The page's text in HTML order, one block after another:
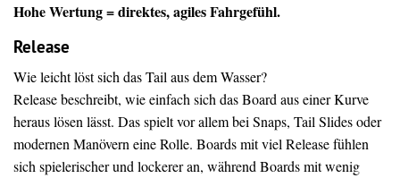
Hohe Wertung = direktes, agiles Fahrgefühl.
Release
Wie leicht löst sich das Tail aus dem Wasser?
Release beschreibt, wie einfach sich das Board aus einer Kurve
heraus lösen lässt. Das spielt vor allem bei Snaps, Tail Slides oder
modernen Manövern eine Rolle. Boards mit viel Release fühlen
sich spielerischer und lockerer an, während Boards mit wenig